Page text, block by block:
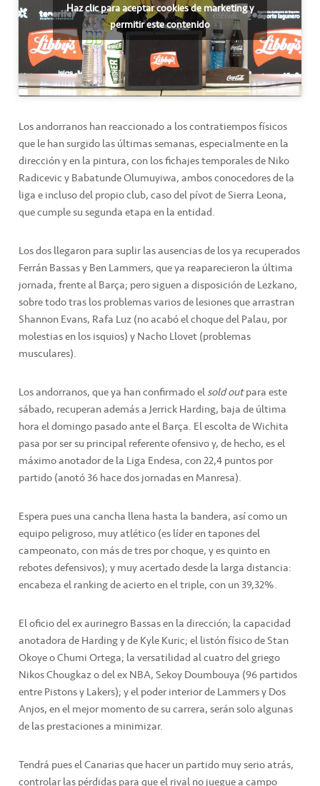
Haz clic para aceptar cookies de marketing y
permitir este contenido
Los andorranos han reaccionado a los contratiempos físicos
que le han surgido las últimas semanas, especialmente en la
dirección y en la pintura, con los fichajes temporales de Niko
Radicevic y Babatunde Olumuyiwa, ambos conocedores de la
liga e incluso del propio club, caso del pívot de Sierra Leona,
que cumple su segunda etapa en la entidad.
Los dos llegaron para suplir las ausencias de los ya recuperados
Ferrán Bassas y Ben Lammers, que ya reaparecieron la última
jornada, frente al Barça; pero siguen a disposición de Lezkano,
sobre todo tras los problemas varios de lesiones que arrastran
Shannon Evans, Rafa Luz (no acabó el choque del Palau, por
molestias en los isquios) y Nacho Llovet (problemas
musculares).
Los andorranos, que ya han confirmado elsold outpara este
sábado, recuperan además a Jerrick Harding, baja de última
hora el domingo pasado ante el Barça. El escolta de Wichita
pasa por ser su principal referente ofensivo y, de hecho, es el
máximo anotador de la Liga Endesa, con 22,4 puntos por
partido (anotó 36 hace dos jornadas en Manresa).
Espera pues una cancha llena hasta la bandera, así como un
equipo peligroso, muy atlético (es líder en tapones del
campeonato, con más de tres por choque, y es quinto en
rebotes defensivos); y muy acertado desde la larga distancia:
encabeza el ranking de acierto en el triple, con un 39,32%.
El oficio del ex aurinegro Bassas en la dirección; la capacidad
anotadora de Harding y de Kyle Kuric; el listón físico de Stan
Okoye o Chumi Ortega; la versatilidad al cuatro del griego
Nikos Chougkaz o del ex NBA, Sekoy Doumbouya (96 partidos
entre Pistons y Lakers); y el poder interior de Lammers y Dos
Anjos, en el mejor momento de su carrera, serán solo algunas
de las prestaciones a minimizar.
Tendrá pues el Canarias que hacer un partido muy serio atrás,
controlar las pérdidas para que el rival no juegue a campo